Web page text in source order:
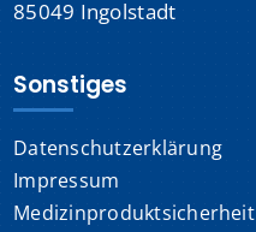
85049 Ingolstadt
Sonstiges
Datenschutzerklärung
Impressum
Medizinproduktsicherheit